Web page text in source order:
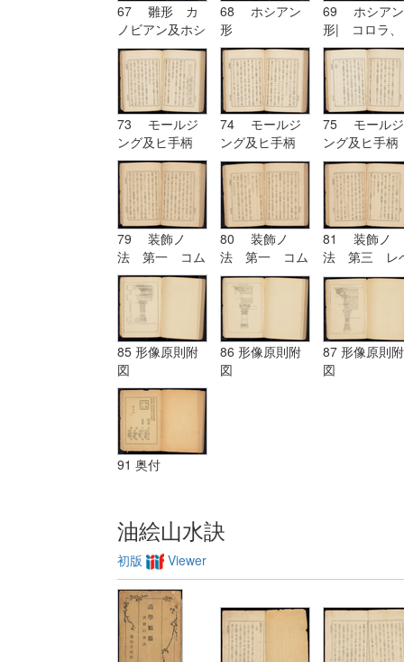
67 雛形 カ
ノビアン及ホシ
アン| ホシア
ン形
68 ホシアン
形
69 ホシアン
形| コロラ、
カンパニユラ
及ヒ幹
73 モールジ
ング及ヒ手柄
74 モールジ
ング及ヒ手柄
75 モールジ
ング及ヒ手柄
79 装飾ノ
法 第一 コム
プリケーション
及ヒコンヒユー
シヨン
80 装飾ノ
法 第一 コム
プリケーション
及ヒコンヒユー
シヨン| 装飾
ノ法 第二 ユ
ーリスミー|
装飾ノ法 第
三 レベチーシ
81 装飾ノ
法 第三 レ
チーシヨン|
装飾ノ法 第
四 アルテレ
シヨン
85 形像原則附
図
86 形像原則附
図
87 形像原則附
図
91 奥付
油絵山水訣
初版 Viewer